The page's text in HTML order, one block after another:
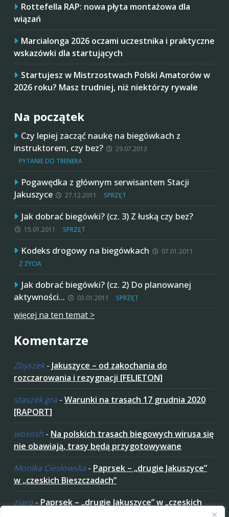
Rottefella RAP: nowa płyta montażowa dla
wiązań
Marcialonga 2026 oczami uczestnika i praktyczne
wskazówki dla startujących
Startujesz w Mistrzostwach Polski Amatorów w
2026 roku? Masz trudniej, niż niektórzy rywale
Na początek
Czy lepiej zacząć naukę na biegówkach z
instruktorem, czy bez?
29.07.2013
PYTANIE DO TRENERA
Pogawędka z głównym serwisantem Stacji
Jakuszyce
27.12.2011 SPRZĘT
Jak dobrać biegówki? (cz. 3) Z łuską czy bez?
15.01.2011 SPRZĘT
Kodeks drogowy na biegówkach
07.01.2011
Z ŻYCIA
Jak dobrać biegówki? (cz. 2) Do planowanej
aktywności…
03.01.2011 SPRZĘT
więcej na ten temat >
Komentarze
Zbyszek- Jakuszyce – od zakochania do
rozczarowania i rezygnacji [FELIETON]
staszek gra - Warunki na trasach 17 grudnia 2020
[RAPORT]
wososh - Na polskich trasach biegowych wirusa się
nie obawiają, trasy będą przygotowywane
Monika Ciesłowska - Paprsek – „drugie Jakuszyce”
w „czeskich Bieszczadach”
ziaro - Paprsek – „drugie Jakuszyce” w „czeskich